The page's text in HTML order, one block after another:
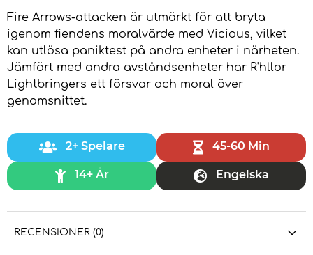
Fire Arrows-attacken är utmärkt för att bryta
igenom fiendens moralvärde med Vicious, vilket
kan utlösa paniktest på andra enheter i närheten.
Jämfört med andra avståndsenheter har R'hllor
Lightbringers ett försvar och moral över
genomsnittet.
2+ Spelare 45-60 Min
14+ År Engelska
RECENSIONER (0)